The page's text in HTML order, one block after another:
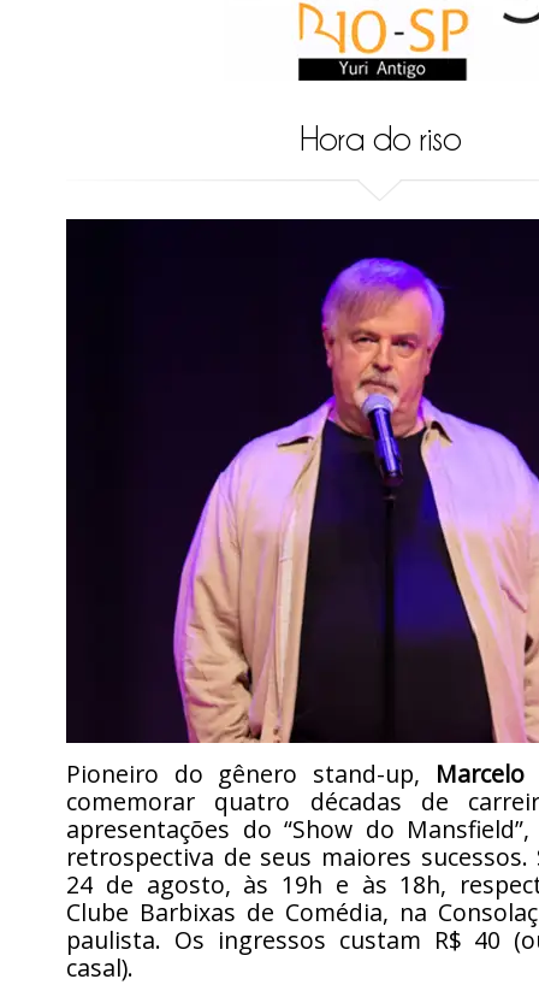
Hora do riso
Pioneiro do gênero stand-up, Marcelo
comemorar quatro décadas de
apresentações do “Show do
retrospectiva de seus maiores sucessos.
24 de agosto, às 19h e às 18h,
Clube Barbixas de Comédia, na
paulista. Os ingressos custam R$ 40
casal).